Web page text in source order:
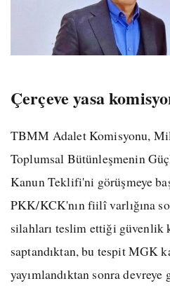
Çerçeve yasa
TBMM Adalet Komisyonu,
Toplumsal Bütünleşmenin
Kanun Teklifi'ni görüşmeye
PKK/KCK'nın fiilî varlığına
silahları teslim ettiği güvenlik
saptandıktan, bu tespit MGK
yayımlandıktan sonra